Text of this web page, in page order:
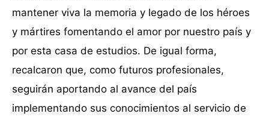
mantener viva la memoria y legado de los héroes
y mártires fomentando el amor por nuestro país y
por esta casa de estudios. De igual forma,
recalcaron que, como futuros profesionales,
seguirán aportando al avance del país
implementando sus conocimientos al servicio de